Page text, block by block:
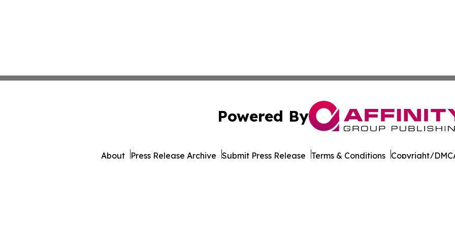
Powered By
About Press Release Archive Submit Press Release Terms & Conditions Copyright/